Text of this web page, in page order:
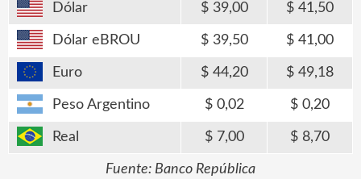
Dólar 39,00 41,50
Dólar eBROU 39,50 41,00
Euro 44,20 49,18
Peso Argentino 0,02 0,20
Real 7,00 8,70
Fuente: Banco República